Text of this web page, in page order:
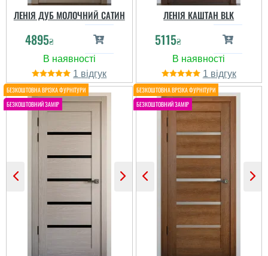
Отличный вариант
межкомнатки. Лаконично
и стильно, как по мне.
Качеством доволен,
описанию.
Інна
Чудово вписалися в
інтер’єр. Колір світлий,
приємний для ока,
робить кімнату більш
просторою та затишною.
Фурнітура працює
справно, двері
відчиняються і
зачиняються без
проблем. Єдиний
невеликий мінус...
ЛЕНІЯ ДУБ МОЛОЧНИЙ САТИН
4895₴
1
ЛЕНІЯ КАШТАН BLK
5115₴
1